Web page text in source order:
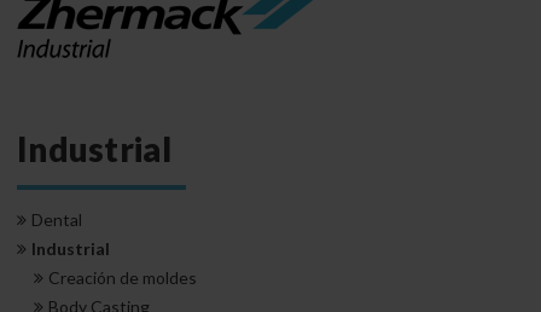
Industrial
Dental
Industrial
Creación de moldes
Body Casting